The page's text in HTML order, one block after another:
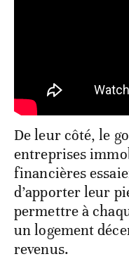
De leur côté, le
entreprises
financières
d’apporter leur
permettre à
un logement
revenus.